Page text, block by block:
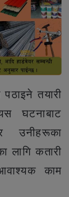
तयारी
घटनाबाट
उनीहरूका
लागि कतारी
काम